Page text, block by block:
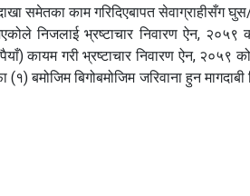
समेतका काम गरिदिएबापत सेवाग्राहीसँग
निजलाई भ्रष्टाचार निवारण ऐन,
कायम गरी भ्रष्टाचार निवारण ऐन, २०५९
बमोजिम बिगोबमोजिम जरिवाना हुन